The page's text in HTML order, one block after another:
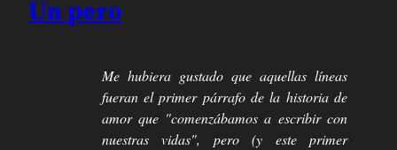
Un pero
Me hubiera gustado que aquellas líneas
fueran el primer párrafo de la historia de
amor que "comenzábamos a escribir con
nuestras vidas", pero (y este primer